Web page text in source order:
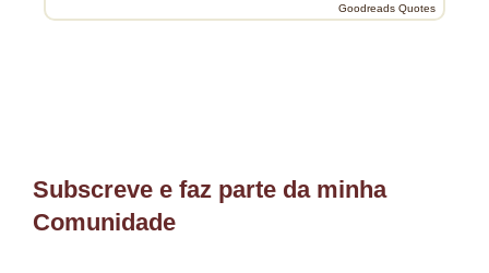
Goodreads Quotes
Subscreve e faz parte da minha
Comunidade